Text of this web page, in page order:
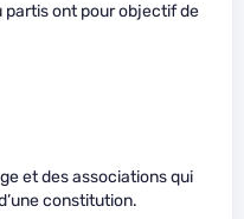
partis ont pour objectif de
et des associations qui
constitution.